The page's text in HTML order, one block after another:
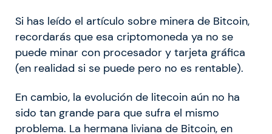
Si has leído el artículo sobre minera de Bitcoin,
recordarás que esa criptomoneda ya no se
puede minar con procesador y tarjeta gráfica
(en realidad si se puede pero no es rentable).
En cambio, la evolución de litecoin aún no ha
sido tan grande para que sufra el mismo
problema. La hermana liviana de Bitcoin, en